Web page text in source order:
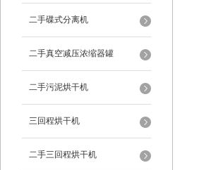
二手碟式分离机
二手真空减压浓缩器罐
二手污泥烘干机
三回程烘干机
二手三回程烘干机